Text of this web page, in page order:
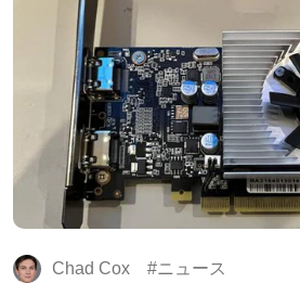
Chad Cox ニュース